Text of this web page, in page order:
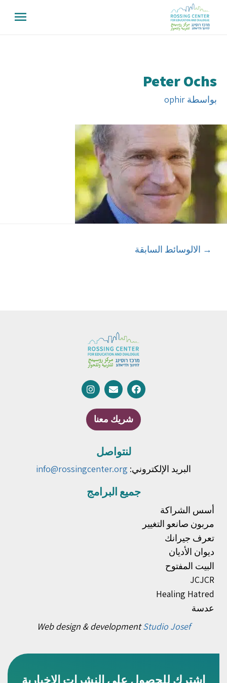
Peter Ochs
بواسطة ophir
→ الالوسائط السابقة
شريك معنا
لنتواصل
البريد الإلكتروني: info@rossingcenter.org
جميع البرامج
أسس الشراكة
مربون صانعو التغيير
تعرف جيرانك
ديوان الأديان
البيت المفتوح
JCJCR
Healing Hatred
عدسة
Web design & developmentStudio Josef
اشترك للحصول على النشرات الإخبارية